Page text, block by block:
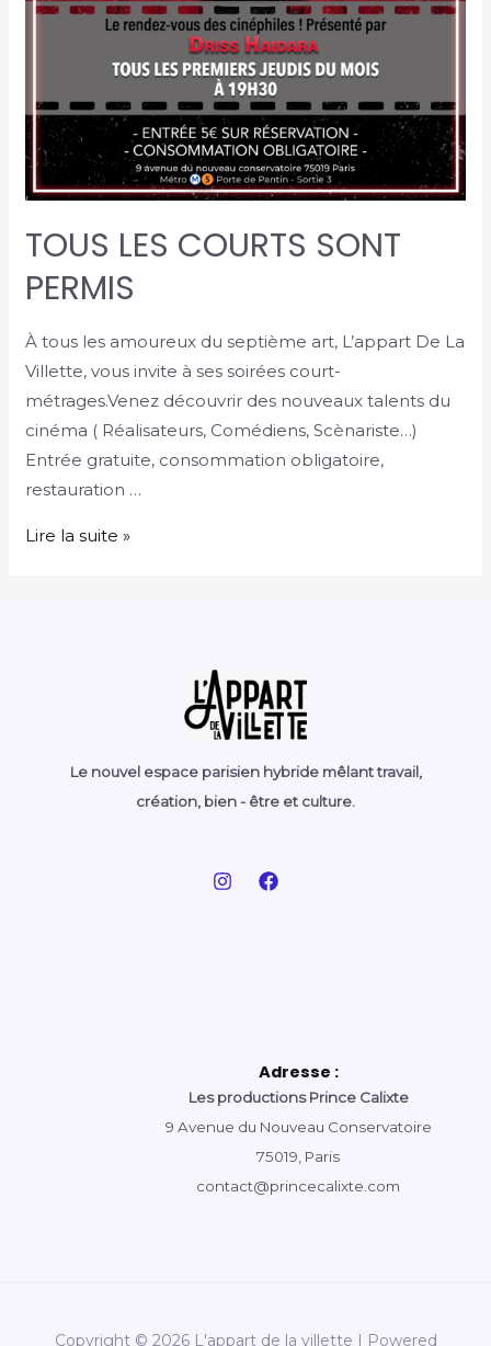
TOUS LES COURTS SONT
PERMIS
À tous les amoureux du septième art, L’appart De La
Villette, vous invite à ses soirées court-
métrages.Venez découvrir des nouveaux talents du
cinéma ( Réalisateurs, Comédiens, Scènariste…)
Entrée gratuite, consommation obligatoire,
restauration …
Lire la suite »
Le nouvel espace parisien hybride mêlant travail,
création, bien - être et culture.
Adresse :
Les productions Prince Calixte
9 Avenue du Nouveau Conservatoire
75019, Paris
contact@princecalixte.com
Copyright © 2026 L'appart de la villette | Powered